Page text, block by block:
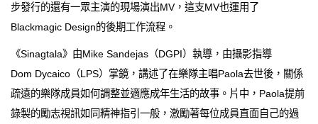
步發行的還有一眾主演的現場演出MV，這支MV也運用了
Blackmagic Design的後期工作流程。
《Sinagtala》由Mike Sandejas（DGPI）執導，由攝影指導
Dom Dycaico（LPS）掌鏡，講述了在樂隊主唱Paola去世後，關係
疏遠的樂隊成員如何調整並適應成年生活的故事。片中，Paola提前
錄製的勵志視訊如同精神指引一般，激勵著每位成員直面自己的過